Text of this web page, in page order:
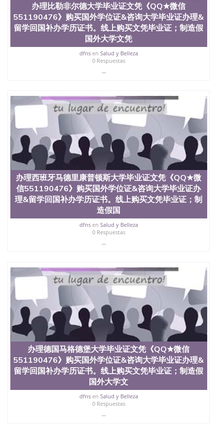
办理比勒非尔德大学毕业证文凭《QQ★微信
551190476》购买国外学位证&咨询大学毕业证办理&
留学回国补办学历证书。线上购买文凭毕业证；制造假
国外大学文凭
dfnsen Salud y Belleza
0 Respuestas
...
办理西班牙马德里康普顿斯大学毕业证文凭《QQ★微
信551190476》购买国外学位证&咨询大学毕业证办
理&留学回国补办学历证书。线上购买文凭毕业证；制
造假国
dfnsen Salud y Belleza
0 Respuestas
...
办理德国马格德堡大学毕业证文凭《QQ★微信
551190476》购买国外学位证&咨询大学毕业证办理&
留学回国补办学历证书。线上购买文凭毕业证；制造假
国外大学文
dfnsen Salud y Belleza
0 Respuestas
...